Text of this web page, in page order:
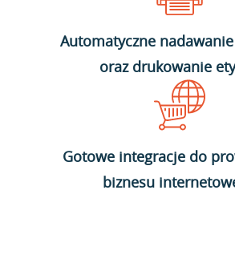
Automatyczne nadawanie
oraz drukowanie
Gotowe integracje do
biznesu